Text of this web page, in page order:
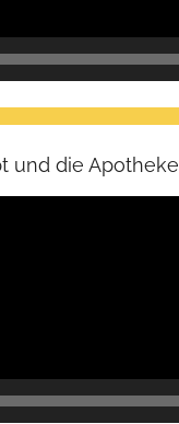
und die Apotheke